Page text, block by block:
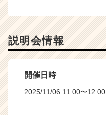
説明会情報
開催日時
2025/11/06 11:00〜12:00